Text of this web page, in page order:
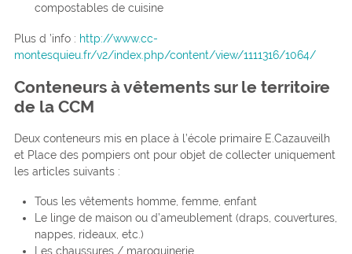
compostables de cuisine
Plus d ’info : http://www.cc-
montesquieu.fr/v2/index.php/content/view/1111316/1064/
Conteneurs à vêtements sur le territoire
de la CCM
Deux conteneurs mis en place à l’école primaire E.Cazauveilh
et Place des pompiers ont pour objet de collecter uniquement
les articles suivants :
Tous les vêtements homme, femme, enfant
Le linge de maison ou d’ameublement (draps, couvertures,
nappes, rideaux, etc.)
Les chaussures / maroquinerie.